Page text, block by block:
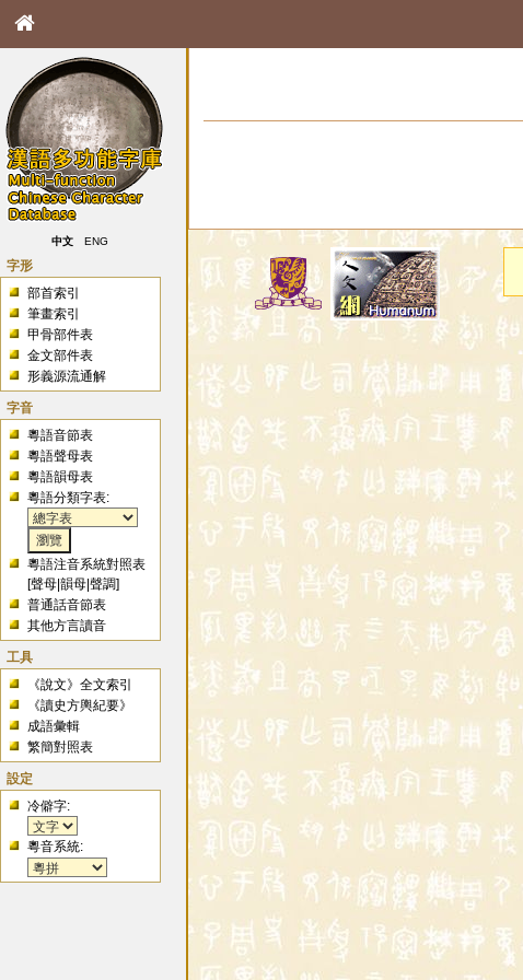
中文 ENG
字形
部首索引
筆畫索引
甲骨部件表
金文部件表
形義源流通解
字音
粵語音節表
粵語聲母表
粵語韻母表
粵語分類字表:
粵語注音系統對照表
[聲母 |韻母 |聲調]
普通話音節表
其他方言讀音
工具
《說文》全文索引
《讀史方輿紀要》
成語彙輯
繁簡對照表
設定
冷僻字:
粵音系統: